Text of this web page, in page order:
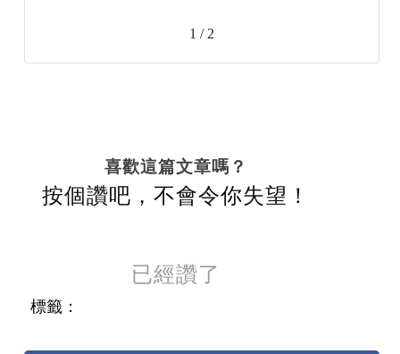
1 / 2
喜歡這篇文章嗎？
按個讚吧，不會令你失望！
已經讚了
標籤：